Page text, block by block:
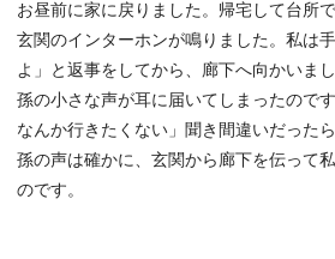
お昼前に家に戻りました。帰宅して台所
玄関のインターホンが鳴りました。私は
よ」と返事をしてから、廊下へ向かいま
孫の小さな声が耳に届いてしまったので
なんか行きたくない」聞き間違いだった
孫の声は確かに、玄関から廊下を伝って
のです。